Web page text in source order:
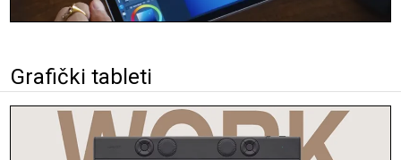
Grafički tableti